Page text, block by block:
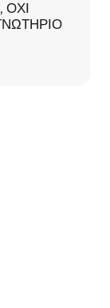
ΟΧΙ